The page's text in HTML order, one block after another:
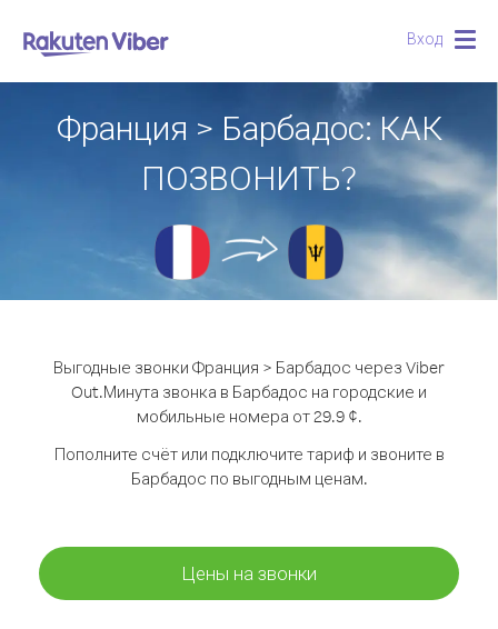
Вход
Франция > Барбадос: КАК
ПОЗВОНИТЬ?
Выгодные звонки Франция > Барбадос через Viber
Out.Минута звонка в Барбадос на городские и
мобильные номера от 29.9 ¢.
Пополните счёт или подключите тариф и звоните в
Барбадос по выгодным ценам.
Цены на звонки